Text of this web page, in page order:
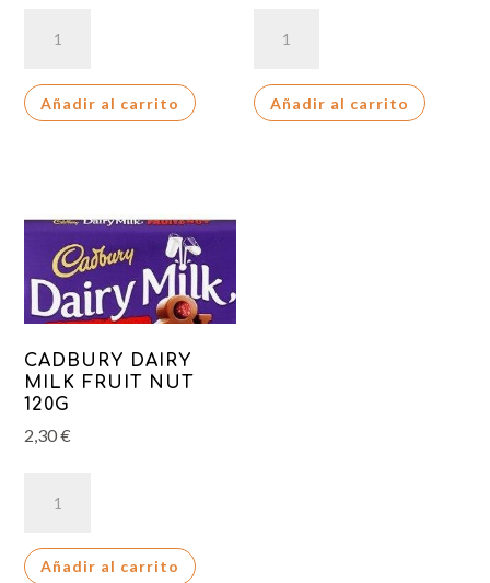
AHOY
TIERNAS
Añadir al carrito
AHOY
4X40GR
Añadir al carrito
CADBURY DAIRY
MILK FRUIT NUT
120G
2,30€
DAIRY
FRUIT
Añadir al carrito